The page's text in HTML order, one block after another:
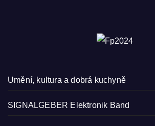
Umění, kultura a dobrá kuchyně
SIGNALGEBER Elektronik Band